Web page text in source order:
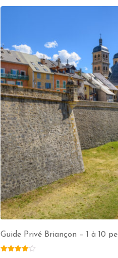
Guide Privé Briançon – 1 à 10